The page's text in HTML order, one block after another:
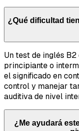
¿Qué dificultad
Un test de inglés
principiante o
el significado en
control y manejar
auditiva de nivel
¿Me ayudará